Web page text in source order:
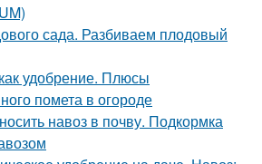
сада. Разбиваем плодовый
удобрение. Плюсы
помета в огороде
навоз в почву. Подкормка